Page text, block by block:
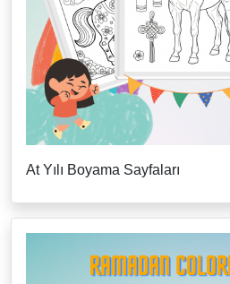
At Yılı Boyama Sayfaları